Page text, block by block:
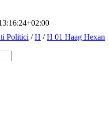
Politici /H /H 01 Haag Hexan